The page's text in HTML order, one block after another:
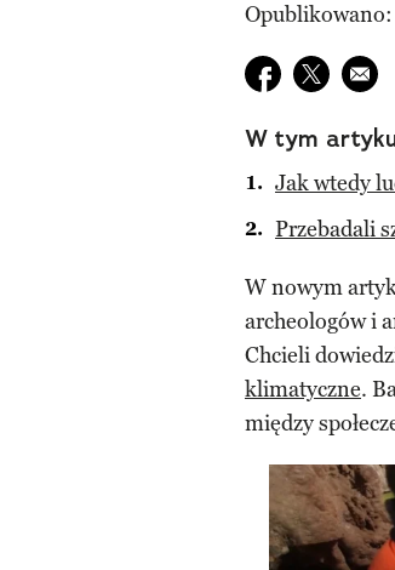
Udostępnij na
E-
W tym
Jak wtedy
Przebadali
W nowym
archeologów i
Chcieli
klimatyczne.
między